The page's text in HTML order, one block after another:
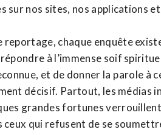
sur nos sites, nos applications
reportage, chaque enquête
à l’immense soif
et de donner la parole à
décisif. Partout, les médias
grandes fortunes
qui refusent de se